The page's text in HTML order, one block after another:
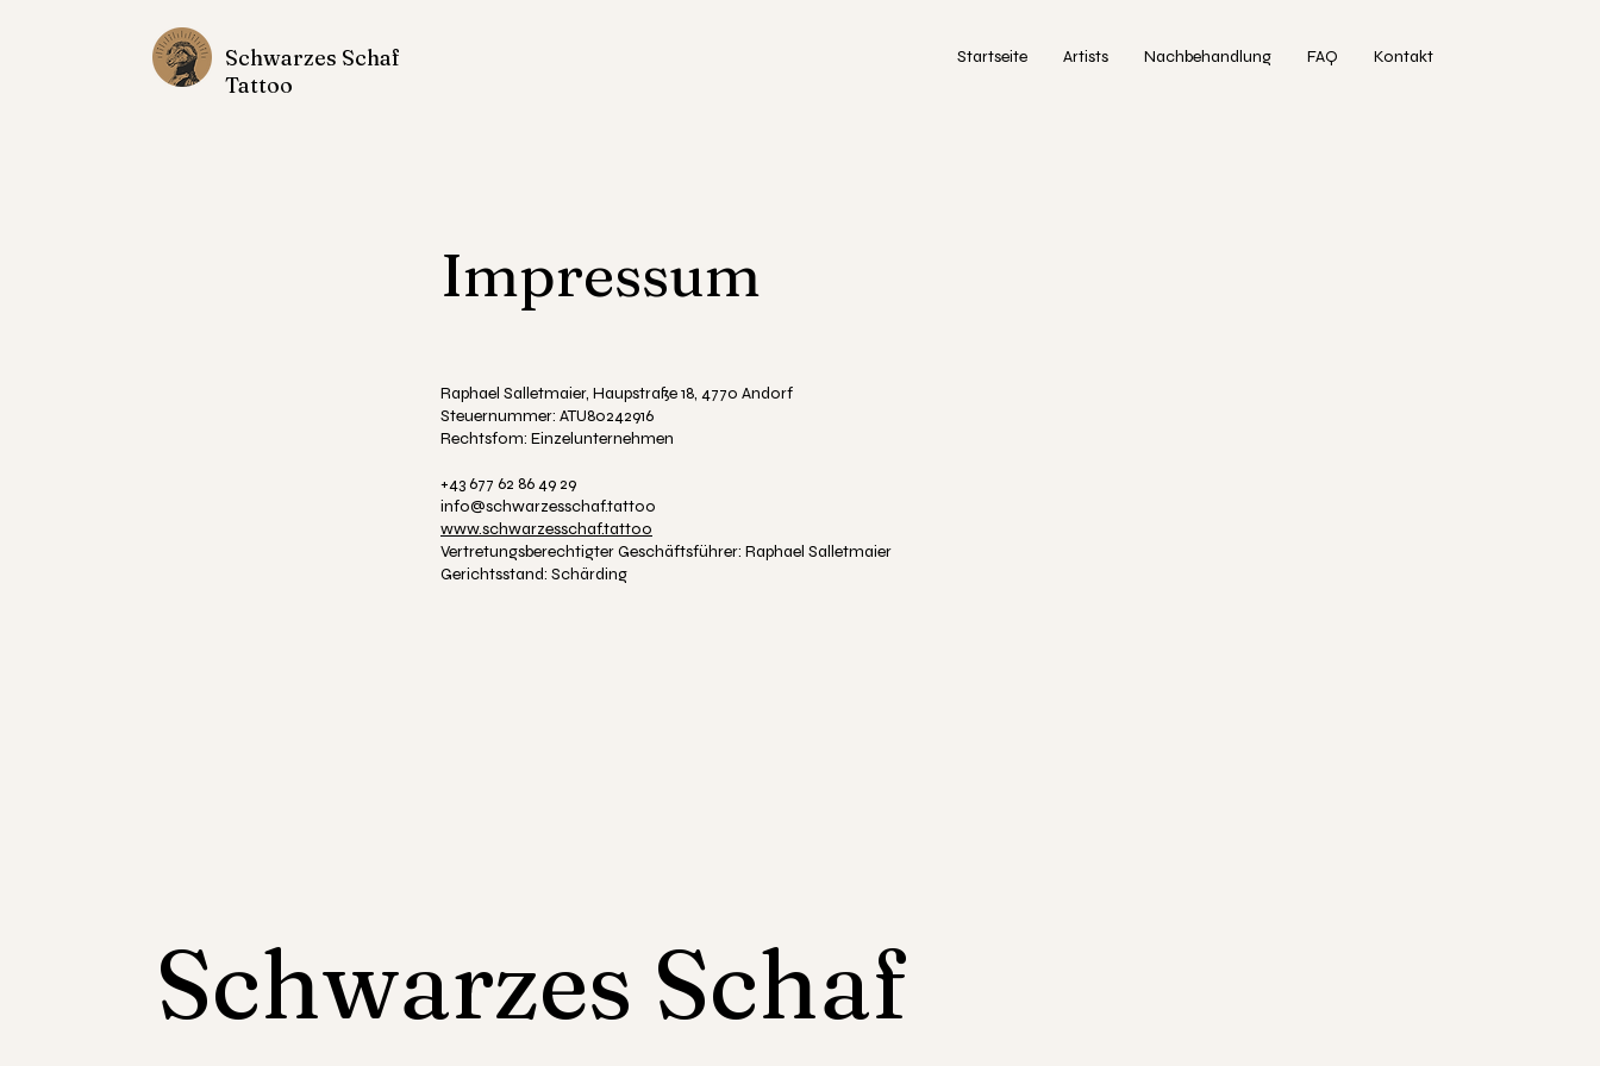
Schwarzes Schaf
Tattoo
Startseite Artists Nachbehandlung FAQ Kontakt
Impressum
Raphael Salletmaier, Haupstraße 18, 4770 Andorf
Steuernummer: ATU80242916
Rechtsfom: Einzelunternehmen
+43 677 62 86 49 29
info@schwarzesschaf.tattoo
www.schwarzesschaf.tattoo
Vertretungsberechtigter Geschäftsführer: Raphael Salletmaier
Gerichtsstand: Schärding
Schwarzes Schaf